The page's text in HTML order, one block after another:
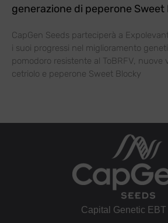
generazione di peperone Sweet
CapGen Seeds parteciperà a
i suoi progressi nel miglioramento
pomodoro resistente al ToBRFV, nuove
cetriolo e peperone Sweet Blocky
Capital Genetic EBT